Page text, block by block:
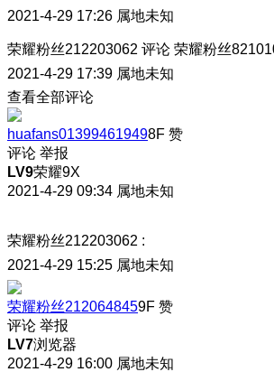
2021-4-29 17:26 属地未知
荣耀粉丝212203062 评论 荣耀粉丝
2021-4-29 17:39 属地未知
查看全部评论
huafans013994619498F 赞
评论 举报
LV9荣耀9X
2021-4-29 09:34 属地未知
荣耀粉丝212203062 :
2021-4-29 15:25 属地未知
荣耀粉丝2120648459F 赞
评论 举报
LV7浏览器
2021-4-29 16:00 属地未知